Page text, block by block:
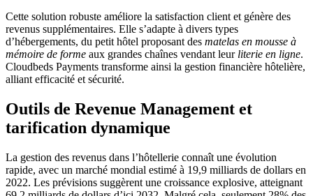
Cette solution robuste améliore la satisfaction client et génère des
revenus supplémentaires. Elle s’adapte à divers types
d’hébergements, du petit hôtel proposant des matelas en mousse à
mémoire de forme aux grandes chaînes vendant leur literie en ligne.
Cloudbeds Payments transforme ainsi la gestion financière hôtelière,
alliant efficacité et sécurité.
Outils de Revenue Management et
tarification dynamique
La gestion des revenus dans l’hôtellerie connaît une évolution
rapide, avec un marché mondial estimé à 19,9 milliards de dollars en
2022. Les prévisions suggèrent une croissance explosive, atteignant